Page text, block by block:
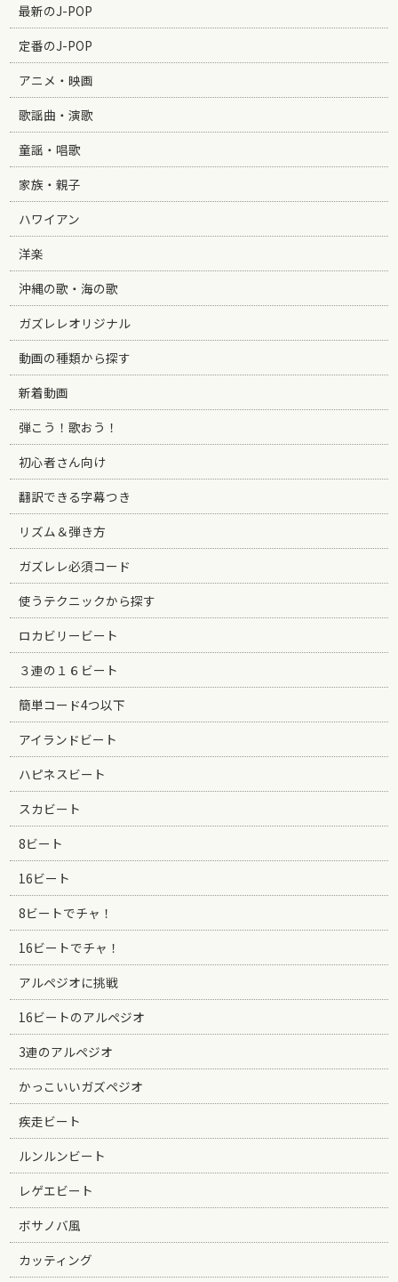
最新のJ-POP
定番のJ-POP
アニメ・映画
歌謡曲・演歌
童謡・唱歌
家族・親子
ハワイアン
洋楽
沖縄の歌・海の歌
ガズレレオリジナル
動画の種類から探す
新着動画
弾こう！歌おう！
初心者さん向け
翻訳できる字幕つき
リズム＆弾き方
ガズレレ必須コード
使うテクニックから探す
ロカビリービート
３連の１６ビート
簡単コード4つ以下
アイランドビート
ハピネスビート
スカビート
8ビート
16ビート
8ビートでチャ！
16ビートでチャ！
アルペジオに挑戦
16ビートのアルペジオ
3連のアルペジオ
かっこいいガズペジオ
疾走ビート
ルンルンビート
レゲエビート
ボサノバ風
カッティング